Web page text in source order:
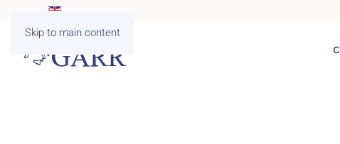
Skip to main content